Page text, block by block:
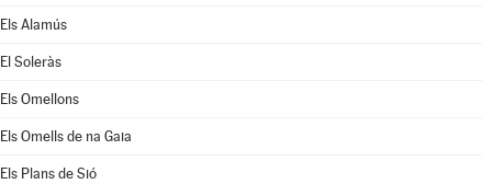
Els Alamús
El Soleràs
Els Omellons
Els Omells de na Gaia
Els Plans de Sió